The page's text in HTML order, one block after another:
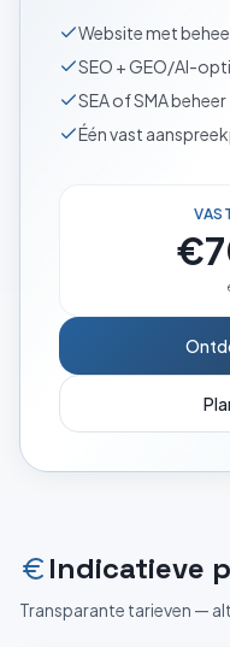
Website met
SEO + GEO/AI-
SEA of SMA beheer
Één vast
Indicatieve
Transparante tarieven —